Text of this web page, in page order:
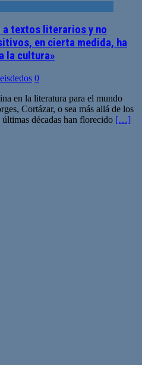
a textos literarios y no
en cierta medida, ha
la cultura»
0
en la literatura para el mundo
Cortázar, o sea más allá de los
décadas han florecido […]